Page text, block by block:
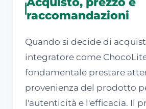
raccomandazioni
Quando si decide di
integratore come
fondamentale prestare
provenienza del prodotto
l'autenticità e l'efficacia. Il